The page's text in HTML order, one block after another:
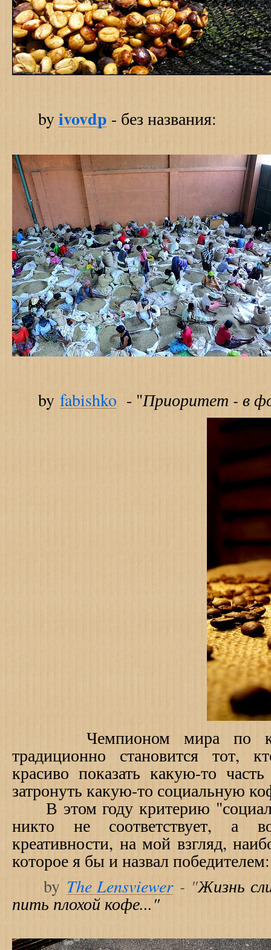
byivovdp - без названия:
by fabishko - "Приоритет - в
Чемпионом мира по
традиционно становится тот,
красиво показать какую-то
затронуть какую-то социальную
В этом году критерию
никто не соответствует, а
креативности, на мой взгляд,
которое я бы и назвал победителем:
by The Lensviewer- "Жизнь
пить плохой кофе..."